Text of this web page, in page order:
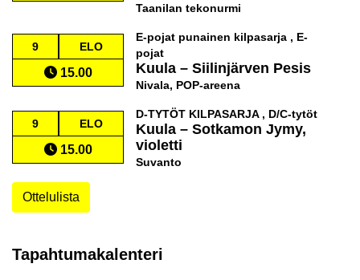
Taanilan tekonurmi
9 ELO
15.00
E-pojat punainen kilpasarja , E-
pojat
Kuula –Siilinjärven Pesis
Nivala, POP-areena
9 ELO
15.00
D-TYTÖT KILPASARJA , D/C-tytöt
Kuula –Sotkamon Jymy,
violetti
Suvanto
Ottelulista
Tapahtumakalenteri